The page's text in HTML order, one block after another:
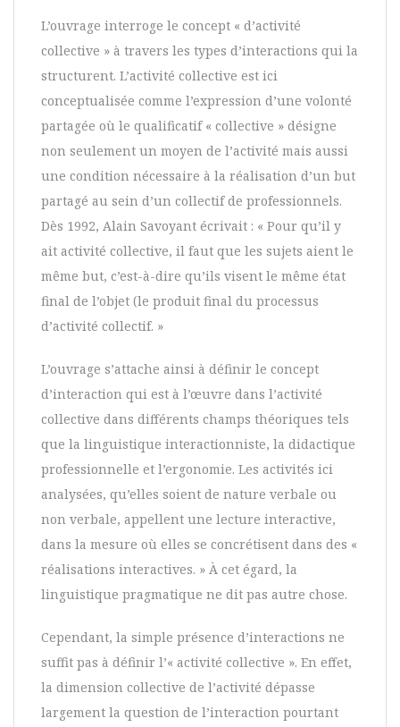
L’ouvrage interroge le concept « d’activité
collective » à travers les types d’interactions qui la
structurent. L’activité collective est ici
conceptualisée comme l’expression d’une volonté
partagée où le qualificatif « collective » désigne
non seulement un moyen de l’activité mais aussi
une condition nécessaire à la réalisation d’un but
partagé au sein d’un collectif de professionnels.
Dès 1992, Alain Savoyant écrivait : « Pour qu’il y
ait activité collective, il faut que les sujets aient le
même but, c’est-à-dire qu’ils visent le même état
final de l’objet (le produit final du processus
d’activité collectif. »
L’ouvrage s’attache ainsi à définir le concept
d’interaction qui est à l’œuvre dans l’activité
collective dans différents champs théoriques tels
que la linguistique interactionniste, la didactique
professionnelle et l’ergonomie. Les activités ici
analysées, qu’elles soient de nature verbale ou
non verbale, appellent une lecture interactive,
dans la mesure où elles se concrétisent dans des «
réalisations interactives. » À cet égard, la
linguistique pragmatique ne dit pas autre chose.
Cependant, la simple présence d’interactions ne
suffit pas à définir l’« activité collective ». En effet,
la dimension collective de l’activité dépasse
largement la question de l’interaction pourtant